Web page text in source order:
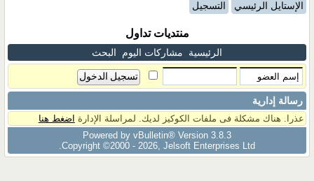
الإستايل الرئيسي التسجيل
منتديات تداول
الرئيسية مشاركات اليوم البحث
رسالة إدارية
عذرا. هناك مشكلة فى ملفات الكوكيز لديك. لمراسلة الإدارة اضغط هنا
Powered by vBulletin® Version 3.8.3
Copyright ©2000 - 2026, Jelsoft Enterprises Ltd.